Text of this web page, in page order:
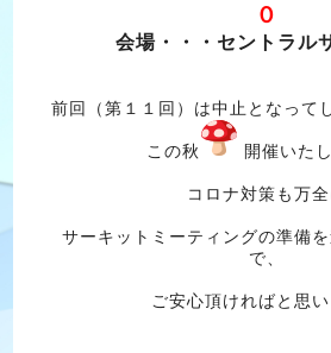
０
会場・・・セントラル
前回（第１１回）は中止となって
この秋 開催いた
コロナ対策も万全
サーキットミーティングの準備
で、
ご安心頂ければと思い